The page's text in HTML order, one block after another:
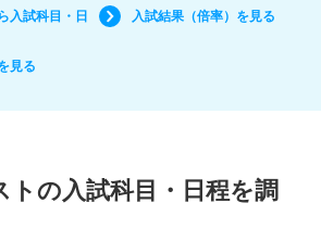
入試科目・日
入試結果（倍率）を見る
見る
トの入試科目・日程を調